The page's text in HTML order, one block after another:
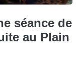
séance de
au Plain